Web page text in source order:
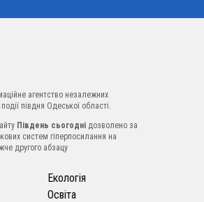
агентство незалежних
півдня Одеської області.
Південь сьогодні дозволено за
систем гіперпосилання на
другого абзацу
Екологія
Освіта